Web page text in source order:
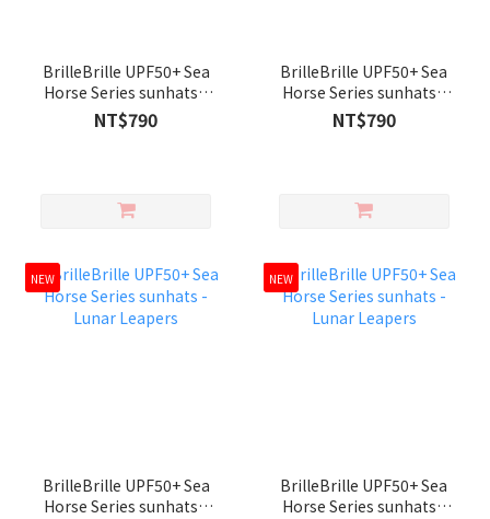
BrilleBrille UPF50+ Sea
Horse Series sunhats -
Lunar Leapers
NT$790
BrilleBrille UPF50+ Sea
Horse Series sunhats -
Lunar Leapers
NT$790
NEW
BrilleBrille UPF50+ Sea
Horse Series sunhats -
NEW
BrilleBrille UPF50+ Sea
Horse Series sunhats -